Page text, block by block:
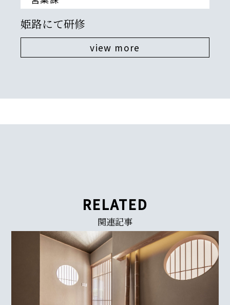
RELATED
関連記事